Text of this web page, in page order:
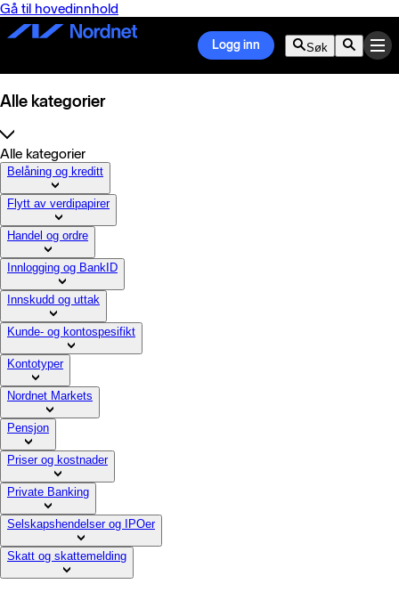
Gå til hovedinnhold
Logg inn Søk
Alle kategorier
Alle kategorier
Belåning og kreditt
Flytt av verdipapirer
Handel og ordre
Innlogging og BankID
Innskudd og uttak
Kunde- og kontospesifikt
Kontotyper
Nordnet Markets
Pensjon
Priser og kostnader
Private Banking
Selskapshendelser og IPOer
Skatt og skattemelding